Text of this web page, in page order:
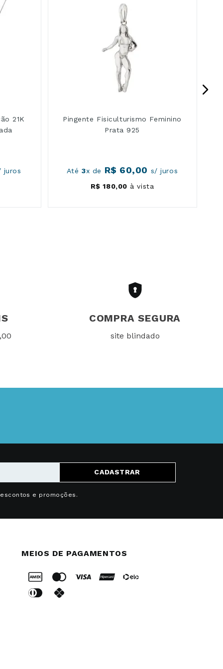
21K
Pingente Fisiculturismo Feminino
Prata 925
Até3x de R$ 60,00 s/ juros
R$ 180,00 à vista
COMPRA SEGURA
site blindado
CADASTRAR
e promoções.
MEIOS DE PAGAMENTOS